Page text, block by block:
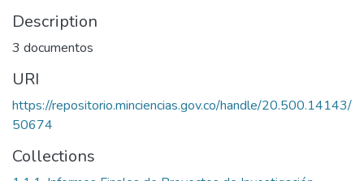
Description
3 documentos
URI
https://repositorio.minciencias.gov.co/handle/20.500.14143/
50674
Collections